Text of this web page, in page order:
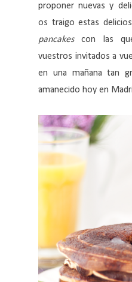
proponer nuevas y
os traigo estas
pancakescon las
vuestros invitados a
en una mañana tan
amanecido hoy en